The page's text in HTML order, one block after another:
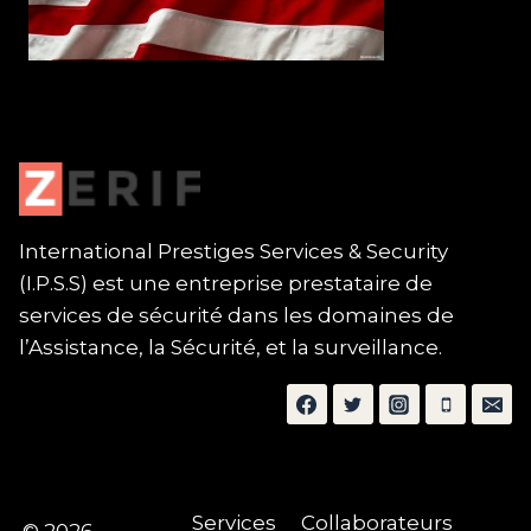
International Prestiges Services & Security
(I.P.S.S) est une entreprise prestataire de
services de sécurité dans les domaines de
l’Assistance, la Sécurité, et la surveillance.
Services Collaborateurs